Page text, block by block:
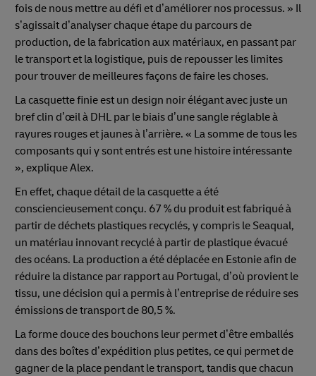
fois de nous mettre au défi et d’améliorer nos processus. » Il
s’agissait d’analyser chaque étape du parcours de
production, de la fabrication aux matériaux, en passant par
le transport et la logistique, puis de repousser les limites
pour trouver de meilleures façons de faire les choses.
La casquette finie est un design noir élégant avec juste un
bref clin d’œil à DHL par le biais d’une sangle réglable à
rayures rouges et jaunes à l’arrière. « La somme de tous les
composants qui y sont entrés est une histoire intéressante
», explique Alex.
En effet, chaque détail de la casquette a été
consciencieusement conçu. 67 % du produit est fabriqué à
partir de déchets plastiques recyclés, y compris le Seaqual,
un matériau innovant recyclé à partir de plastique évacué
des océans. La production a été déplacée en Estonie afin de
réduire la distance par rapport au Portugal, d’où provient le
tissu, une décision qui a permis à l’entreprise de réduire ses
émissions de transport de 80,5 %.
La forme douce des bouchons leur permet d’être emballés
dans des boîtes d’expédition plus petites, ce qui permet de
gagner de la place pendant le transport, tandis que chacun